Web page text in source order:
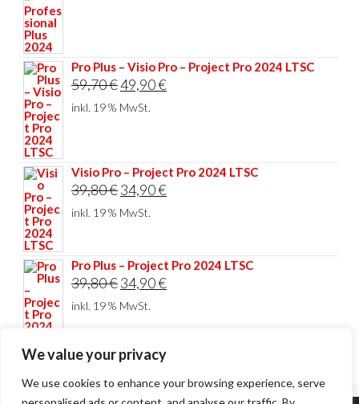
We value your privacy
We use cookies to enhance your browsing experience, serve
Pro Plus – Visio Pro – Project Pro 2024 LTSC
59,70€Ursprünglicher
Preis
49,90€Aktueller
inkl. 19 % MwSt.
Visio Pro – Project Pro 2024 LTSC
39,80€Ursprünglicher
Preis
34,90€Aktueller
inkl. 19 % MwSt.
Pro Plus – Project Pro 2024 LTSC
39,80€Ursprünglicher
Preis
39,80 €
34,90€Aktueller
34,90 €.
inkl. 19 % MwSt.